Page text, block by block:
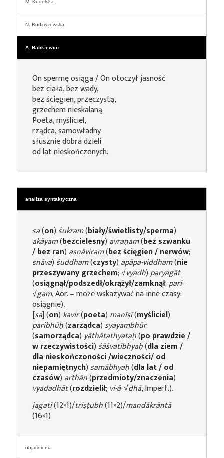
M. Kudelska
N. Budziszewska
A. Babkiewicz
On spermę osiąga / On otoczył jasność
bez ciała, bez wady,
bez ścięgien, przeczystą,
grzechem nieskalaną.
Poeta, myśliciel,
rządca, samowładny
słusznie dobra dzieli
od lat nieskończonych.
analiza syntaktyczna
sa(on)śukram(biały/świetlisty/sperma)
akāyam(bezcielesny) avraṇam(bez szwanku
/ bez ran) asnāviram(bez ścięgien / nerwów;
snāva)śuddham(czysty) apāpa-viddham(nie
przeszywany grzechem; √vyadh)paryagāt
(osiągnął/podszedł/okrążył/zamknął;pari-
√gam, Aor. – może wskazywać na inne czasy:
osiągnie).
[sa] (on) kavir(poeta) manīṣī(myśliciel)
paribhūḥ(zarządca)syayambhūr
(samorządca)yāthātathyataḥ(po prawdzie /
w rzeczywistości)śāśvatībhyaḥ(dla ziem /
dla nieskończoności /wieczności/ od
niepamiętnych)samābhyaḥ(dla lat / od
czasów) arthān(przedmioty/znaczenia)
vyadadhāt(rozdzielił; vi-ā-√dhā, Imperf.).
jagatī(12×1)/triṣṭubh(11×2)/mandākrāntā
(16×1)
objaśnienia